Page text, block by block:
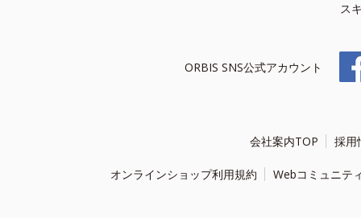
ス
ORBIS SNS公式アカウント
会社案内TOP 採用
オンラインショップ利用規約 Webコミュニテ